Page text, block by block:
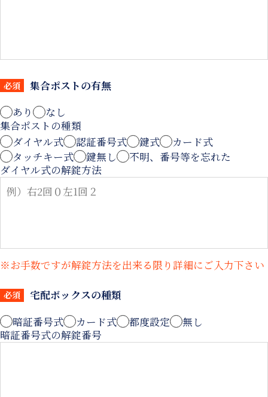
必須
集合ポストの有無
あり
なし
集合ポストの種類
ダイヤル式
認証番号式 鍵式
カード式
タッチキー式
鍵無し
不明、番号等を忘れた
ダイヤル式の解錠方法
※お手数ですが解錠方法を出来る限り詳細にご入力下さい
必須
宅配ボックスの種類
暗証番号式
カード式 都度設定
無し
暗証番号式の解錠番号